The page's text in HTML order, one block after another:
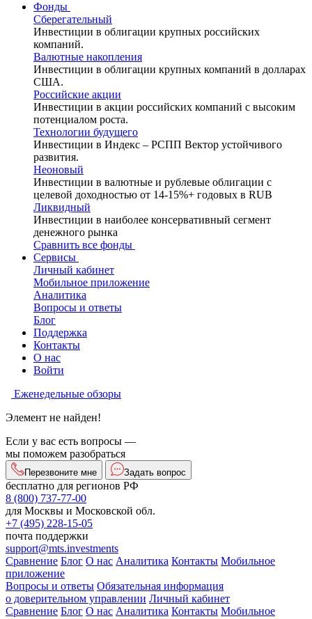
Фонды
Сберегательный
Инвестиции в облигации крупных российских
компаний.
Валютные накопления
Инвестиции в облигации крупных компаний в долларах
США.
Российские акции
Инвестиции в акции российских компаний с высоким
потенциалом роста.
Технологии будущего
Инвестиции в Индекс – РСПП Вектор устойчивого
развития.
Неоновый
Инвестиции в валютные и рублевые облигации с
целевой доходностью от 14-15%+ годовых в RUB
Ликвидный
Инвестиции в наиболее консервативный сегмент
денежного рынка
Сравнить все фонды
Сервисы
Личный кабинет
Мобильное приложение
Аналитика
Вопросы и ответы
Блог
Поддержка
Контакты
О нас
Войти
Еженедельные обзоры
Элемент не найден!
Если у вас есть вопросы —
мы поможем разобраться
Перезвоните мне Задать вопрос
бесплатно для регионов РФ
8 (800) 737-77-00
для Москвы и Московской обл.
+7 (495) 228-15-05
почта поддержки
support@mts.investments
Сравнение Блог О нас Аналитика Контакты Мобильное
приложение
Вопросы и ответы Обязательная информация
о доверительном управлении Личный кабинет
Сравнение Блог О нас Аналитика Контакты Мобильное